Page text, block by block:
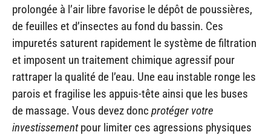
prolongée à l’air libre favorise le dépôt de poussières,
de feuilles et d’insectes au fond du bassin. Ces
impuretés saturent rapidement le système de filtration
et imposent un traitement chimique agressif pour
rattraper la qualité de l’eau. Une eau instable ronge les
parois et fragilise les appuis-tête ainsi que les buses
de massage. Vous devez donc protéger votre
investissementpour limiter ces agressions physiques